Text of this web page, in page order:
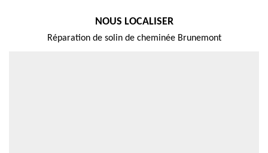
NOUS LOCALISER
Réparation de solin de cheminée Brunemont